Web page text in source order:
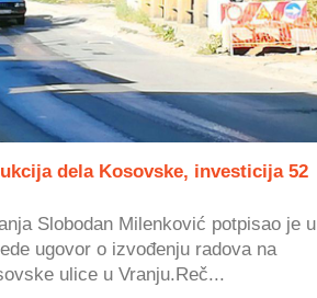
dela Kosovske, investicija 52
Slobodan Milenković potpisao je u
ugovor o izvođenju radova na
ulice u Vranju.Reč...